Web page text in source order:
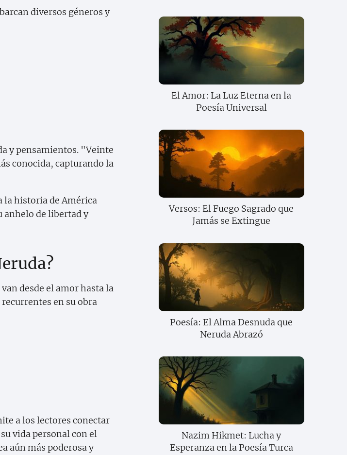
diversos géneros y
y pensamientos. "Veinte
conocida, capturando la
la historia de América
anhelo de libertad y
desde el amor hasta la
en su obra
a los lectores conectar
vida personal con el
aún más poderosa y
El Amor: La Luz Eterna en la
Poesía Universal
Versos: El Fuego Sagrado que
Jamás se Extingue
Poesía: El Alma Desnuda que
Neruda Abrazó
Nazim Hikmet: Lucha y
Esperanza en la Poesía Turca